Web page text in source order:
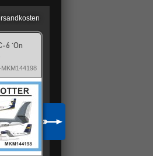
6 'On